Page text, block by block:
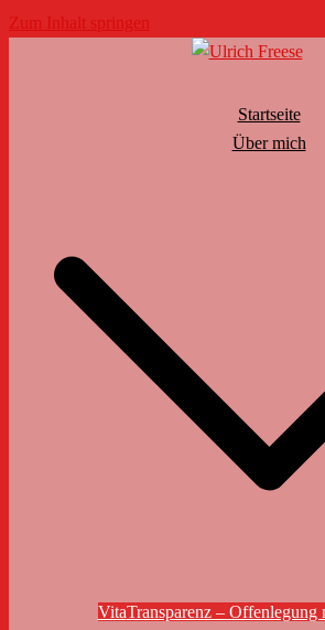
Zum Inhalt springen
Startseite
Über mich
VitaTransparenz – Offenlegung